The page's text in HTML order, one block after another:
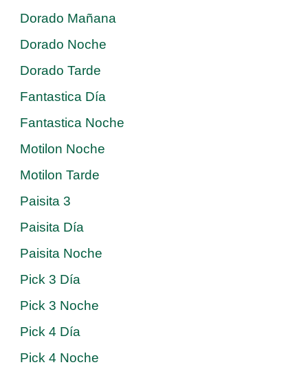
Dorado Mañana
Dorado Noche
Dorado Tarde
Fantastica Día
Fantastica Noche
Motilon Noche
Motilon Tarde
Paisita 3
Paisita Día
Paisita Noche
Pick 3 Día
Pick 3 Noche
Pick 4 Día
Pick 4 Noche